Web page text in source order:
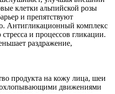
клетки альпийской розы
и препятствуют
Антигликационный комплекс
и процессов гликации.
раздражение,
продукта на кожу лица, шеи
движениями